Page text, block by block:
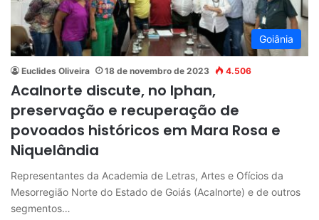
Goiânia
Euclides Oliveira 18 de novembro de 2023 4.506
Acalnorte discute, no Iphan,
preservação e recuperação de
povoados históricos em Mara Rosa e
Niquelândia
Representantes da Academia de Letras, Artes e Ofícios da
Mesorregião Norte do Estado de Goiás (Acalnorte) e de outros
segmentos…